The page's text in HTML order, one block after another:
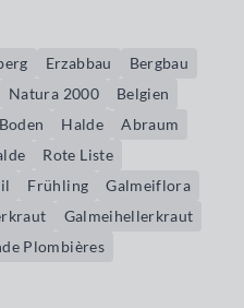
Erzabbau
Bergbau
Natura 2000
Belgien
Boden Halde
Abraum
Rote Liste
Frühling
Galmeiflora
Galmeihellerkraut
Plombières